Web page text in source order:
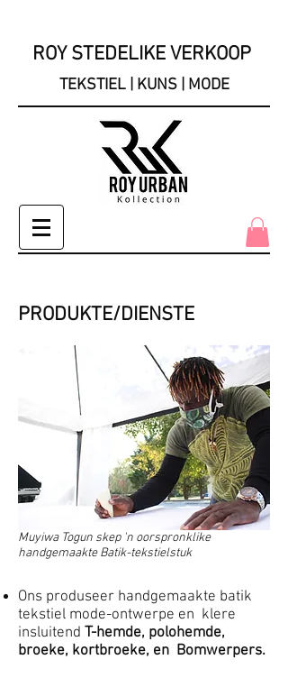
ROY STEDELIKE VERKOOP
TEKSTIEL | KUNS | MODE
PRODUKTE/DIENSTE
Muyiwa Togun skep 'n oorspronklike
handgemaakte Batik-tekstielstuk
Ons produseer handgemaakte batik
tekstiel mode-ontwerpe en klere
insluitend T-hemde, polohemde,
broeke, kortbroeke, en Bomwerpers.